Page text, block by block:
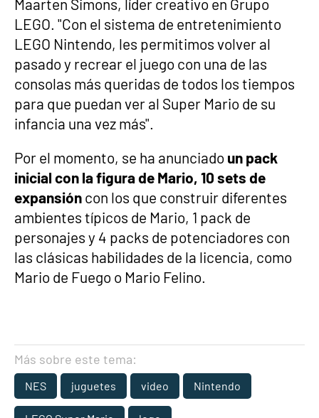
Maarten Simons, líder creativo en Grupo
LEGO. "Con el sistema de entretenimiento
LEGO Nintendo, les permitimos volver al
pasado y recrear el juego con una de las
consolas más queridas de todos los tiempos
para que puedan ver al Super Mario de su
infancia una vez más".
Por el momento, se ha anunciado un pack
inicial con la figura de Mario, 10 sets de
expansión con los que construir diferentes
ambientes típicos de Mario, 1 pack de
personajes y 4 packs de potenciadores con
las clásicas habilidades de la licencia, como
Mario de Fuego o Mario Felino.
Más sobre este tema:
NES juguetes video Nintendo